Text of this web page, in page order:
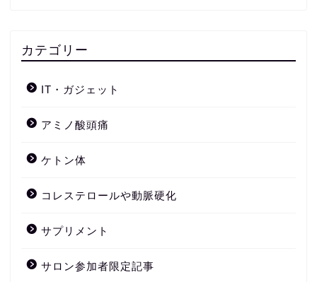
カテゴリー
IT・ガジェット
アミノ酸頭痛
ケトン体
コレステロールや動脈硬化
サプリメント
サロン参加者限定記事